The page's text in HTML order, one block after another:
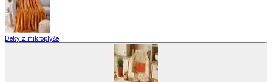
Deky z mikroplyše